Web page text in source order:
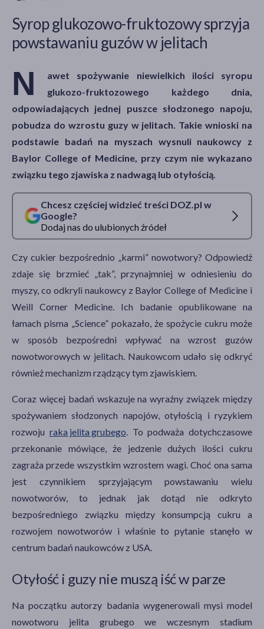
Syrop glukozowo-fruktozowy sprzyja
powstawaniu guzów w jelitach
N
awet spożywanie niewielkich ilości syropu
glukozo-fruktozowego każdego dnia,
odpowiadających jednej puszce słodzonego napoju,
pobudza do wzrostu guzy w jelitach. Takie wnioski na
podstawie badań na myszach wysnuli naukowcy z
Baylor College of Medicine, przy czym nie wykazano
związku tego zjawiska z nadwagą lub otyłością.
Chcesz częściej widzieć treści DOZ.pl w
Google?
Dodaj nas do ulubionych źródeł
Czy cukier bezpośrednio „karmi” nowotwory? Odpowiedź
zdaje się brzmieć „tak”, przynajmniej w odniesieniu do
myszy, co odkryli naukowcy z Baylor College of Medicine i
Weill Corner Medicine. Ich badanie opublikowane na
łamach pisma „Science” pokazało, że spożycie cukru może
w sposób bezpośredni wpływać na wzrost guzów
nowotworowych w jelitach. Naukowcom udało się odkryć
również mechanizm rządzący tym zjawiskiem.
Coraz więcej badań wskazuje na wyraźny związek między
spożywaniem słodzonych napojów, otyłością i ryzykiem
rozwoju raka jelita grubego . To podważa dotychczasowe
przekonanie mówiące, że jedzenie dużych ilości cukru
zagraża przede wszystkim wzrostem wagi. Choć ona sama
jest czynnikiem sprzyjającym powstawaniu wielu
nowotworów, to jednak jak dotąd nie odkryto
bezpośredniego związku między konsumpcją cukru a
rozwojem nowotworów i właśnie to pytanie stanęło w
centrum badań naukowców z USA.
Otyłość i guzy nie muszą iść w parze
Na początku autorzy badania wygenerowali mysi model
nowotworu jelita grubego we wczesnym stadium